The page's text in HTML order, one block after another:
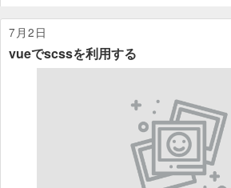
7月2日
vueでscssを利用する